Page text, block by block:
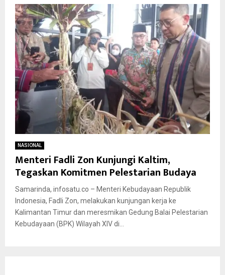
NASIONAL
Menteri Fadli Zon Kunjungi Kaltim,
Tegaskan Komitmen Pelestarian Budaya
Samarinda, infosatu.co – Menteri Kebudayaan Republik
Indonesia, Fadli Zon, melakukan kunjungan kerja ke
Kalimantan Timur dan meresmikan Gedung Balai Pelestarian
Kebudayaan (BPK) Wilayah XIV di...